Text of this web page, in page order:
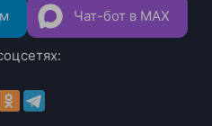
Чат-бот в MAX